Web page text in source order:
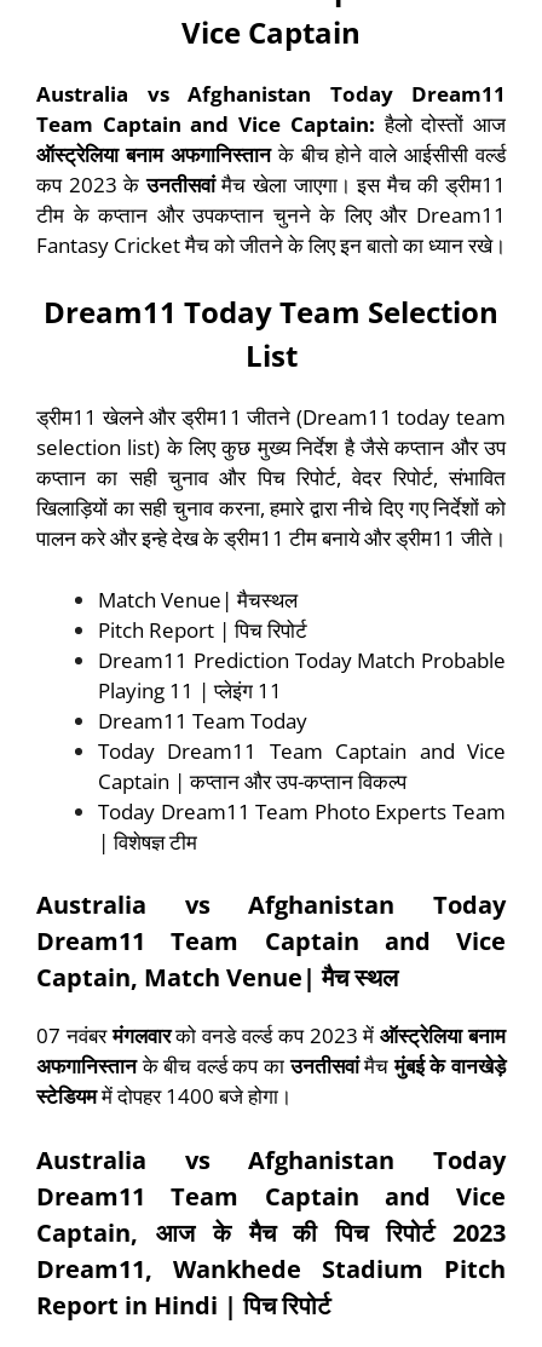
Vice Captain
Australia vs Afghanistan Today Dream11
Team Captain and Vice Captain: हैलो दोस्तों आज
ऑस्ट्रेलिया बनाम अफगानिस्तानके बीच होने वाले आईसीसी वर्ल्ड
कप 2023 केउनतीसवांमैच खेला जाएगा। इस मैच की ड्रीम11
टीम के कप्तान और उपकप्तान चुनने के लिए और Dream11
Fantasy Cricket मैच को जीतने के लिए इन बातो का ध्यान रखे।
Dream11 Today Team Selection
List
ड्रीम11 खेलने और ड्रीम11 जीतने (Dream11 today team
selection list) के लिए कुछ मुख्य निर्देश है जैसे कप्तान और उप
कप्तान का सही चुनाव और पिच रिपोर्ट, वेदर रिपोर्ट, संभावित
खिलाड़ियों का सही चुनाव करना, हमारे द्वारा नीचे दिए गए निर्देशों को
पालन करे और इन्हे देख के ड्रीम11 टीम बनाये और ड्रीम11 जीते।
Match Venue| मैचस्थल
Pitch Report | पिच रिपोर्ट
Dream11 Prediction Today Match Probable
Playing 11 | प्लेइंग 11
Dream11 Team Today
Today Dream11 Team Captain and Vice
Captain | कप्तान और उप-कप्तान विकल्प
Today Dream11 Team Photo Experts Team
| विशेषज्ञ टीम
Australia vs Afghanistan Today
Dream11 Team Captain and Vice
Captain, Match Venue|मैचस्थल
07 नवंबरमंगलवारको वनडे वर्ल्ड कप 2023 मेंऑस्ट्रेलिया बनाम
अफगानिस्तानके बीच वर्ल्ड कप काउनतीसवांमैचमुंबई के वानखेड़े
स्टेडियममें दोपहर 1400 बजे होगा।
Australia vs Afghanistan Today
Dream11 Team Captain and Vice
Captain, आज के मैच की पिच रिपोर्ट 2023
Dream11, Wankhede Stadium Pitch
Report in Hindi | पिच रिपोर्ट